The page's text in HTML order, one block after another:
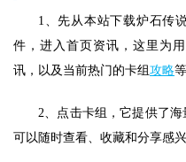
1、先从本站下载炉石传
件，进入首页资讯，这里为
讯，以及当前热门的卡组 攻略
2、点击卡组，它提供了
可以随时查看、收藏和分享感兴